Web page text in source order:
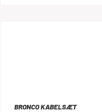
BRONCO KABELSÆT